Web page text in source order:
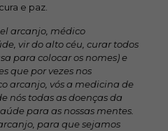
e paz.
arcanjo, médico
vir do alto céu, curar todos
para colocar os nomes) e
que por vezes nos
arcanjo, vós a medicina de
nós todas as doenças da
para as nossas mentes.
para que sejamos